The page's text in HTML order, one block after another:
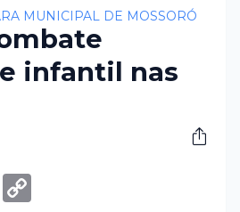
MUNICIPAL DE MOSSORÓ
infantil nas
T
w